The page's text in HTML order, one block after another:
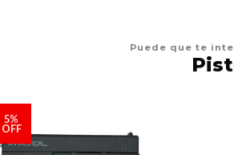
Puede que te
5%
OFF